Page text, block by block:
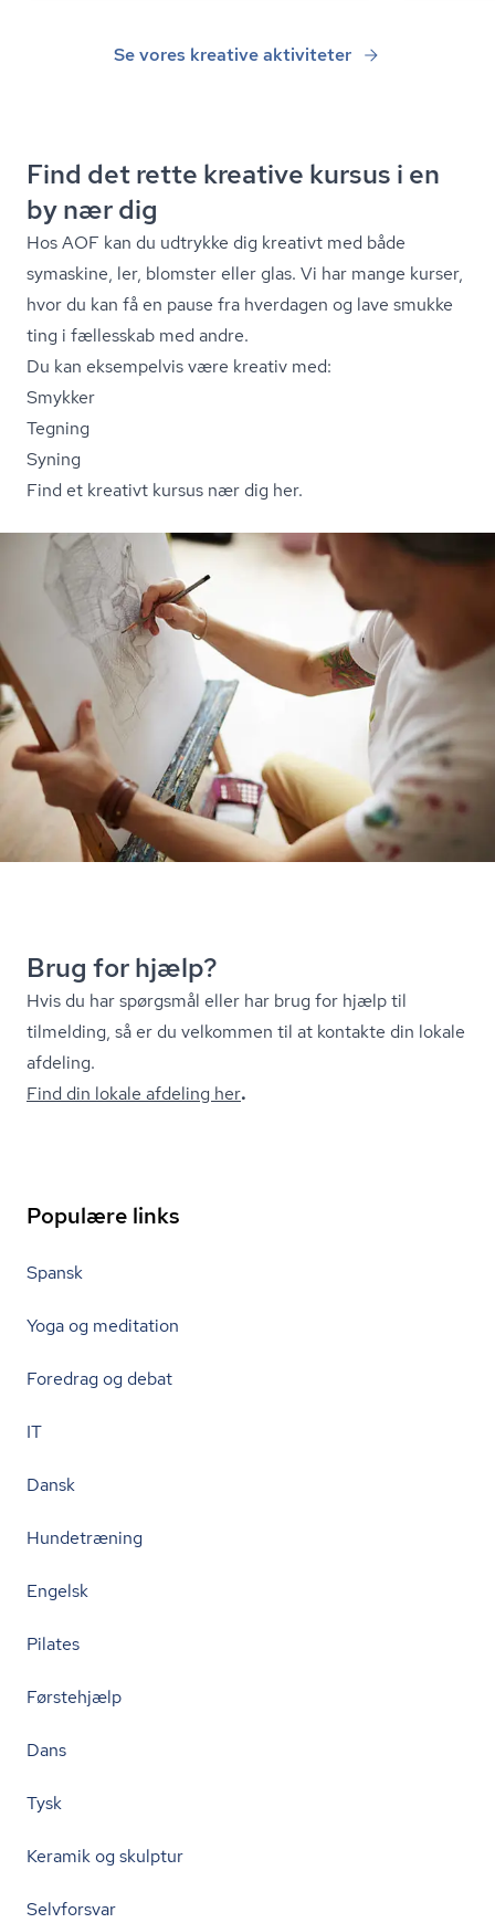
Se vores kreative aktiviteter
Find det rette kreative kursus i en
by nær dig
Hos AOF kan du udtrykke dig kreativt med både
symaskine, ler, blomster eller glas. Vi har mange kurser,
hvor du kan få en pause fra hverdagen og lave smukke
ting i fællesskab med andre.
Du kan eksempelvis være kreativ med:
Smykker
Tegning
Syning
Find et kreativt kursus nær dig her.
Brug for hjælp?
Hvis du har spørgsmål eller har brug for hjælp til
tilmelding, så er du velkommen til at kontakte din lokale
afdeling.
Find din lokale afdeling her.
Populære links
Spansk
Yoga og meditation
Foredrag og debat
IT
Dansk
Hundetræning
Engelsk
Pilates
Førstehjælp
Dans
Tysk
Keramik og skulptur
Selvforsvar